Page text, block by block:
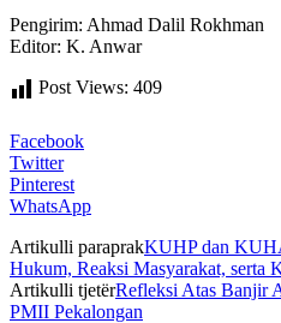
Pengirim: Ahmad Dalil Rokhman
Editor: K. Anwar
Post Views: 409
Facebook
Twitter
Pinterest
WhatsApp
Artikulli paraprakKUHP dan
Hukum, Reaksi Masyarakat, serta
Artikulli tjetërRefleksi Atas Banjir
PMII Pekalongan